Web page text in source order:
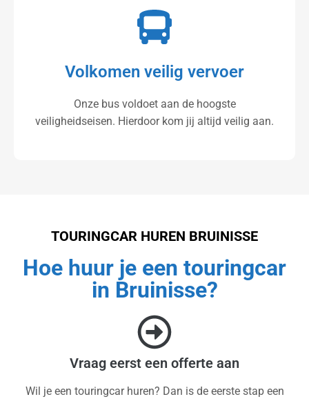
Volkomen veilig vervoer
Onze bus voldoet aan de hoogste
veiligheidseisen. Hierdoor kom jij altijd veilig aan.
TOURINGCAR HUREN BRUINISSE
Hoe huur je een touringcar
in Bruinisse?
Vraag eerst een offerte aan
Wil je een touringcar huren? Dan is de eerste stap een